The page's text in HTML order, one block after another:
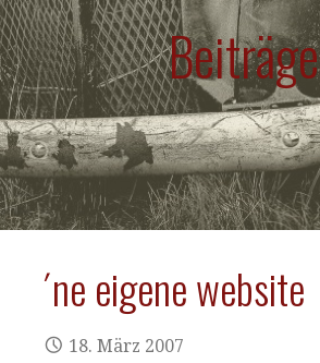
Beiträge
´ne eigene website
18. März 2007